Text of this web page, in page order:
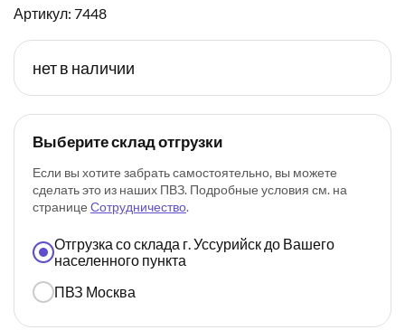
Артикул: 7448
нет в наличии
Выберите склад отгрузки
Если вы хотите забрать самостоятельно, вы можете
сделать это из наших ПВЗ. Подробные условия см. на
странице Сотрудничество.
Отгрузка со склада г. Уссурийск до Вашего
населенного пункта
ПВЗ Москва